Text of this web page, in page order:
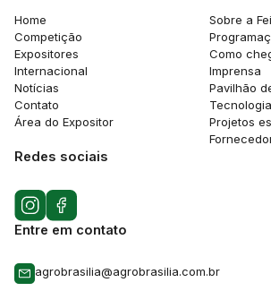
Home
Competição
Expositores
Internacional
Notícias
Contato
Área do Expositor
Sobre a
Como
Imprensa
Pavilhão
Tecnologia
Projetos
Redes sociais
Entre em contato
agrobrasilia@agrobrasilia.com.br